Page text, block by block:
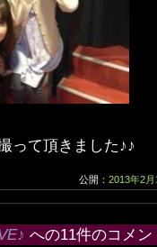
って頂きました♪♪
公開： 2013年2月
への11件のコメン